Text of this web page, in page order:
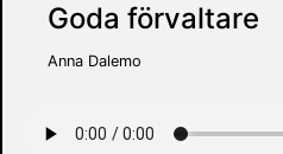
Goda förvaltare
Anna Dalemo